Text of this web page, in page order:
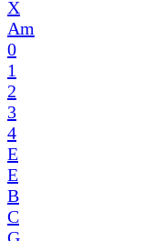
X
Am
0
1
2
3
4
E
E
B
C